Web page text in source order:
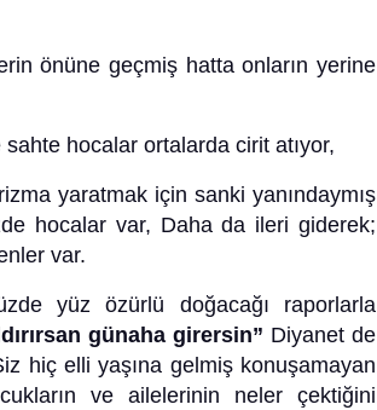
önüne geçmiş hatta onların yerine
sahte hocalar ortalarda cirit atıyor,
yaratmak için sanki yanındaymış
hocalar var, Daha da ileri giderek;
var.
yüz özürlü doğacağı raporlarla
günaha girersin” Diyanet de
hiç elli yaşına gelmiş konuşamayan
ve ailelerinin neler çektiğini